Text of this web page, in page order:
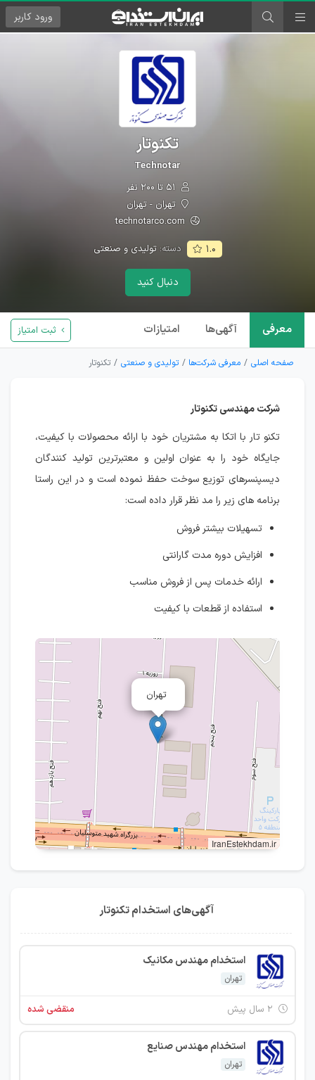
ورود کاربر
تکنوتار
Technotar
تهران - تهران
۱.۰ دسته:تولیدی و صنعتی
دنبال کنید
معرفی آگهی‌ها امتیازات ثبت امتیاز
صفحه اصلی معرفی شرکت‌ها تولیدی و صنعتی تکنوتار
شرکت مهندسی تکنوتار
تکنو تار با اتکا به مشتریان خود با ارائه محصولات با کیفیت،
جایگاه خود را به عنوان اولین و معتبرترین تولید کنندگان
دیسپنسرهای توزیع سوخت حفظ نموده است و در این راستا
برنامه های زیر را مد نظر قرار داده است:
تسهیلات بیشتر فروش
افزایش دوره مدت گارانتی
ارائه خدمات پس از فروش مناسب
استفاده از قطعات با کیفیت
تهران
IranEstekhdam.ir
آگهی‌های استخدام تکنوتار
استخدام مهندس مکانیک
تهران
منقضی شده
استخدام مهندس صنایع
تهران